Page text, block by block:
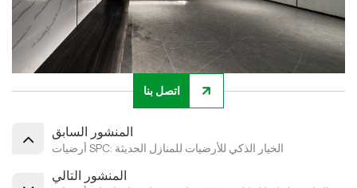
اتصل بنا
المنشور السابق
أرضيات SPC: الخيار الذكي للأرضيات للمنازل الحديثة
المنشور التالي